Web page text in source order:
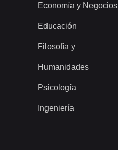
Economía y Negocios
Educación
Filosofía y
Humanidades
Psicología
Ingeniería